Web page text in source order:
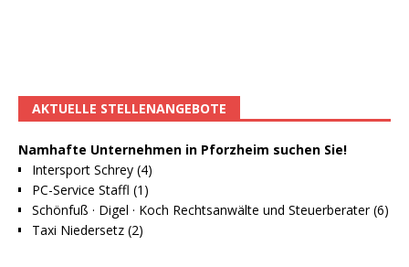
AKTUELLE STELLENANGEBOTE
Namhafte Unternehmen in Pforzheim suchen Sie!
Intersport Schrey (4)
PC-Service Staffl (1)
Schönfuß · Digel · Koch Rechtsanwälte und Steuerberater (6)
Taxi Niedersetz (2)